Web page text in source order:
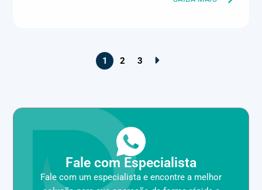
manutenção industrial, Naval e portuário, Panificação, Papel e
1 2 3
Fale com Especialista
Fale com um especialista e encontre a melhor